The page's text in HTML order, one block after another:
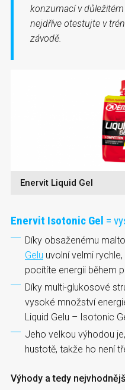
konzumací v
nejdříve otestujte v
závodě.
Enervit Liquid Gel
Enervit Isotonic Gel =
Díky obsaženému
Gelu uvolní velmi
pocítíte energii během
Díky multi-glukosové
vysoké množství
Liquid Gelu – Isotonic
Jeho velkou výhodou
hustotě, takže ho není
Výhody a tedy